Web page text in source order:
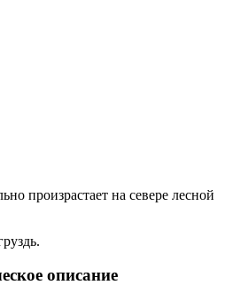
произрастает на севере лесной
описание